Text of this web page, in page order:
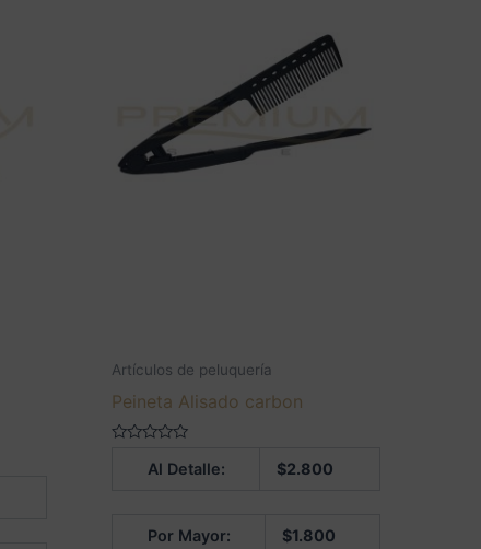
Artículos de peluquería
Peineta Alisado carbon
Al Detalle: $2.800
Por Mayor: $1.800